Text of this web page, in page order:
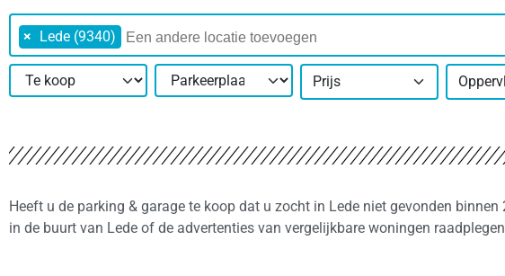
× Lede (9340)
Prijs
Heeft u de parking & garage te koop dat u zocht in Lede niet gevonden
in de buurt van Lede of de advertenties van vergelijkbare woningen